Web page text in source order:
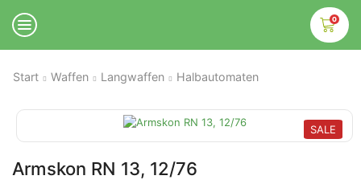
0
Start Waffen Langwaffen Halbautomaten
SALE
Armskon RN 13, 12/76